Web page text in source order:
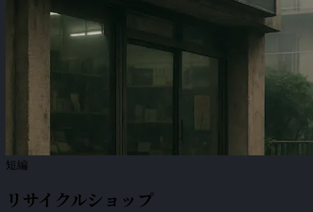
短編
リサイクルショップ